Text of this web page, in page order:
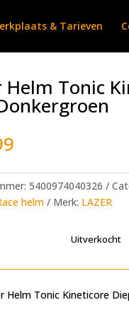
& Tarieven
Helm Tonic
5400974040326
helm Merk: LAZER
Uitverkocht
Helm Tonic Kineticore